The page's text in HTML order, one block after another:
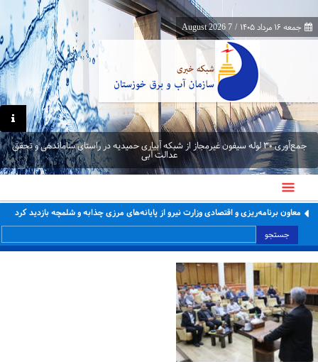
جمعه ۱۶ مرداد ۱۴۰۵ /
7 August 2026
جمع‌آوری ۳۰ لوله سیفون غیرمجاز از شبکه آبیاری حمیدیه در راستای ساماندهی و تحقق
عدالت آبی
معاون برنامه‌ریزی و اقتصادی وزارت نیرو از پایانه‌های مرزی چذابه و شلمچه بازدید کرد
جستجو